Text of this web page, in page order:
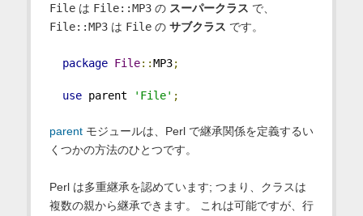
Fileは File::MP3の スーパークラス で、
File::MP3は Fileの サブクラス です。
package File::MP3;
use parent 'File' ;
parentモジュールは、Perl で継承関係を定義するい
くつかの方法のひとつです。
Perl は多重継承を認めています; つまり、クラスは
複数の親から継承できます。 これは可能ですが、行